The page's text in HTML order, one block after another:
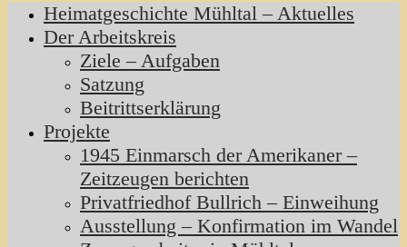
Heimatgeschichte Mühltal – Aktuelles
Der Arbeitskreis
Ziele – Aufgaben
Satzung
Beitrittserklärung
Projekte
1945 Einmarsch der Amerikaner –
Zeitzeugen berichten
Privatfriedhof Bullrich – Einweihung
Ausstellung – Konfirmation im Wandel